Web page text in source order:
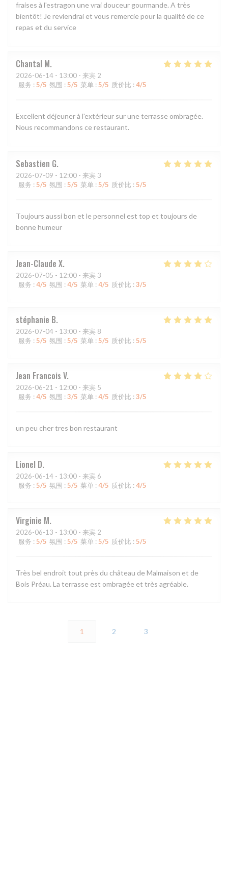
fraises à l'estragon une vrai douceur gourmande. A très
bientôt! Je reviendrai et vous remercie pour la qualité de ce
repas et du service
Chantal M
2026-06-14 - 13:00 - 来宾 2
服务 : 5/5 氛围 : 5/5 菜单 : 5/5 质价比 : 4/5
Excellent déjeuner à l'extérieur sur une terrasse ombragée.
Nous recommandons ce restaurant.
Sebastien G
2026-07-09 - 12:00 - 来宾 3
服务 : 5/5 氛围 : 5/5 菜单 : 5/5 质价比 : 5/5
Toujours aussi bon et le personnel est top et toujours de
bonne humeur
Jean-Claude X
2026-07-05 - 12:00 - 来宾 3
服务 : 4/5 氛围 : 4/5 菜单 : 4/5 质价比 : 3/5
stéphanie B
2026-07-04 - 13:00 - 来宾 8
服务 : 5/5 氛围 : 5/5 菜单 : 5/5 质价比 : 5/5
Jean Francois V
2026-06-21 - 12:00 - 来宾 5
服务 : 4/5 氛围 : 3/5 菜单 : 4/5 质价比 : 3/5
un peu cher tres bon restaurant
Lionel D
2026-06-14 - 13:00 - 来宾 6
服务 : 5/5 氛围 : 5/5 菜单 : 4/5 质价比 : 4/5
Virginie M
2026-06-13 - 13:00 - 来宾 2
服务 : 5/5 氛围 : 5/5 菜单 : 5/5 质价比 : 5/5
Très bel endroit tout près du château de Malmaison et de
Bois Préau. La terrasse est ombragée et très agréable.
1 2 3